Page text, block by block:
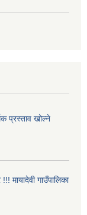
प्रस्ताव खोल्ने
मायादेवी गाउँपालिका